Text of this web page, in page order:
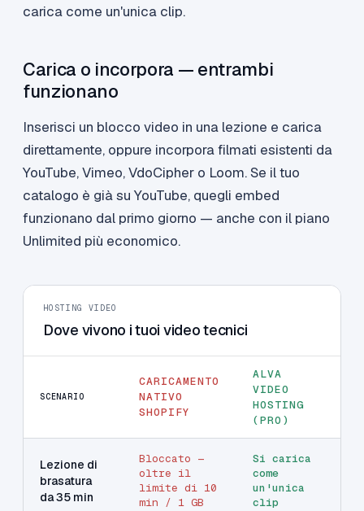
carica come un'unica clip.
Carica o incorpora — entrambi
funzionano
Inserisci un blocco video in una lezione e carica
direttamente, oppure incorpora filmati esistenti da
YouTube, Vimeo, VdoCipher o Loom. Se il tuo
catalogo è già su YouTube, quegli embed
funzionano dal primo giorno — anche con il piano
Unlimited più economico.
HOSTING VIDEO
Dove vivono i tuoi video tecnici
SCENARIO
CARICAMENTO
NATIVO
SHOPIFY
ALVA
VIDEO
HOSTING
(PRO)
Lezione di
brasatura
da 35 min
Bloccato —
oltre il
limite di 10
min / 1 GB
Si carica
come
un'unica
clip